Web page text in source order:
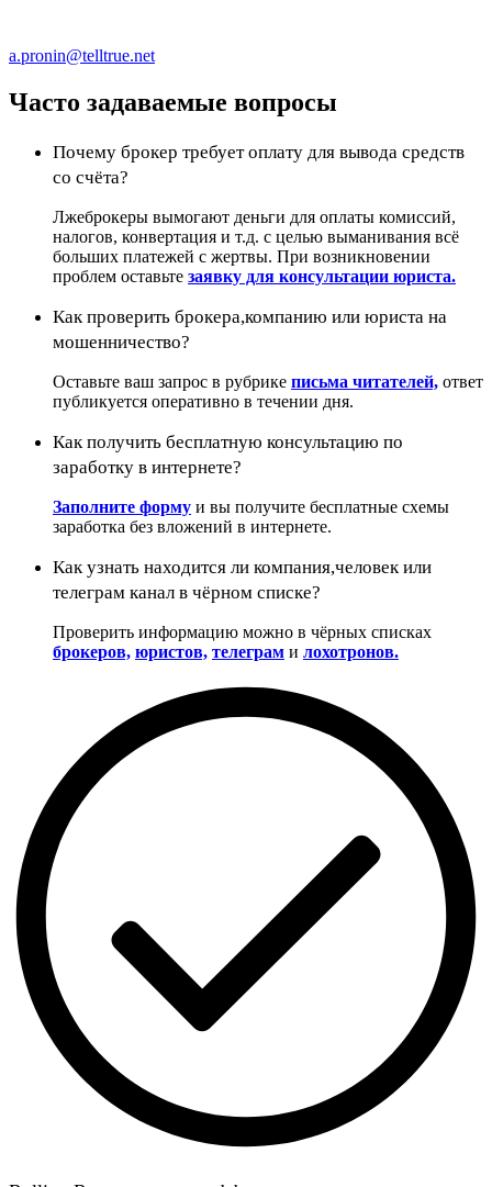
a.pronin@telltrue.net
Часто задаваемые вопросы
Почему брокер требует оплату для вывода средств
со счёта?
Лжеброкеры вымогают деньги для оплаты комиссий,
налогов, конвертация и т.д. с целью выманивания всё
больших платежей с жертвы. При возникновении
проблем оставьте заявку для консультации юриста.
Как проверить брокера,компанию или юриста на
мошенничество?
Оставьте ваш запрос в рубрике письма читателей, ответ
публикуется оперативно в течении дня.
Как получить бесплатную консультацию по
заработку в интернете?
Заполните форму и вы получите бесплатные схемы
заработка без вложений в интернете.
Как узнать находится ли компания,человек или
телеграм канал в чёрном списке?
Проверить информацию можно в чёрных списках
брокеров, юристов, телеграм и лохотронов.